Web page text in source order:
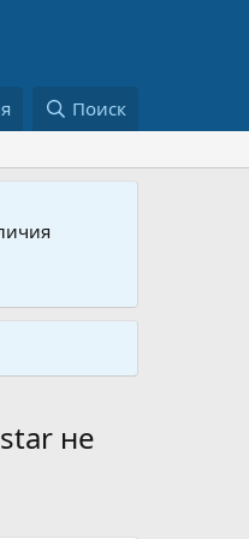
Поиск
не